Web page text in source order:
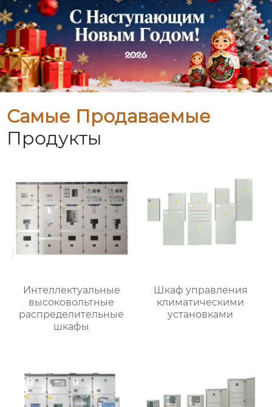
Самые Продаваемые
Продукты
Интеллектуальные
высоковольтные
распределительные
шкафы
Шкаф управления
климатическими
установками